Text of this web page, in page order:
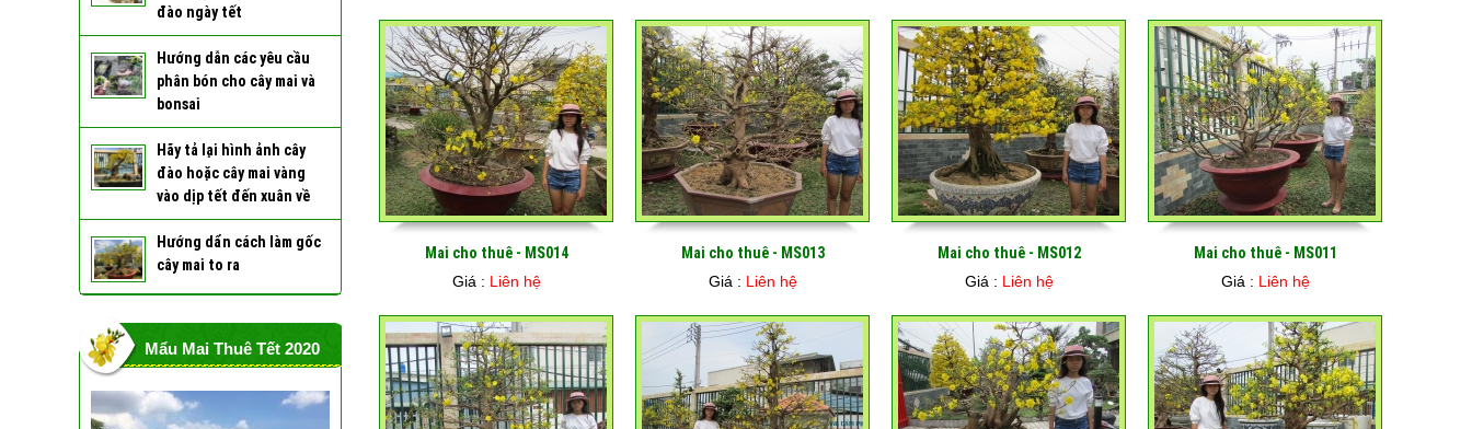
đào ngày tết
Hướng dẫn các yêu cầu
phân bón cho cây mai và
bonsai
Hãy tả lại hình ảnh cây
đào hoặc cây mai vàng
vào dịp tết đến xuân về
Hướng dẩn cách làm gốc
cây mai to ra
Mẩu Mai Thuê Tết 2020
Mai cho thuê - MS014
Giá : Liên hệ
Mai cho thuê - MS013
Giá : Liên hệ
Mai cho thuê - MS012
Giá : Liên hệ
Mai cho thuê - MS011
Giá : Liên hệ